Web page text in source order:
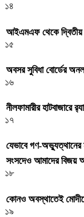
১৪
আইএমএফ থেকে দ্বিতীয়
১৫
অবসর সুবিধা বোর্ডের
১৬
নীলফামারীর হাটবাজারে
১৭
যেভাবে গণ-অভ্যুত্থানের
সংসদেও আমাদের বিজয়
১৮
কোনও অবস্থাতেই
১৯